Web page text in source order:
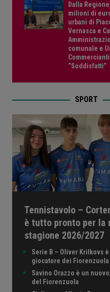
Dalla
milioni di
urbani di
Vernasca e
comunale e
“Soddisfatti”
SPORT
Tennistavolo –
è tutto pronto per la
stagione 2026/2027
Serie B – Oliver Krilkovs
giocatore dei Fiorenzuola
Savino Orazzo è un
del Fiorenzuola